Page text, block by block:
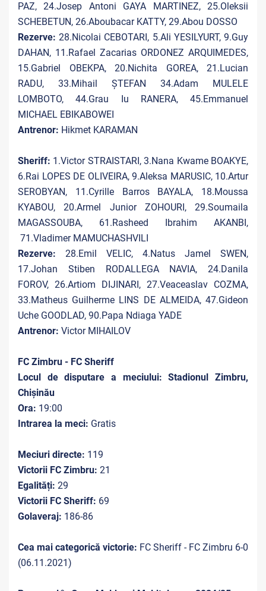
PAZ, 24.Josep Antoni GAYA MARTINEZ, 25.Oleksii
SCHEBETUN, 26.Aboubacar KATTY, 29.Abou DOSSO
Rezerve:28.Nicolai CEBOTARI, 5.Ali YESILYURT, 9.Guy
DAHAN, 11.Rafael Zacarias ORDONEZ ARQUIMEDES,
15.Gabriel OBEKPA, 20.Nichita GOREA, 21.Lucian
RADU, 33.Mihail ȘTEFAN
34.Adam MULELE
LOMBOTO, 44.Grau Iu RANERA, 45.Emmanuel
MICHAEL EBIKABOWEI
Antrenor: Hikmet KARAMAN
Sheriff: 1.Victor STRAISTARI, 3.Nana Kwame BOAKYE,
6.Rai LOPES DE OLIVEIRA, 9.Aleksa MARUSIC, 10.Artur
SEROBYAN, 11.Cyrille Barros BAYALA, 18.Moussa
KYABOU, 20.Armel Junior ZOHOURI, 29.Soumaila
MAGASSOUBA, 61.Rasheed Ibrahim AKANBI,
71.Vladimer MAMUCHASHVILI
Rezerve: 28.Emil VELIC, 4.Natus Jamel SWEN,
17.Johan Stiben RODALLEGA NAVIA, 24.Danila
FOROV, 26.Artiom DIJINARI, 27.Veaceaslav COZMA,
33.Matheus Guilherme LINS DE ALMEIDA, 47.Gideon
Uche GOODLAD, 90.Papa Ndiaga YADE
Antrenor: Victor MIHAILOV
FC Zimbru - FC Sheriff
Locul de disputare a meciului: Stadionul Zimbru,
Chișinău
Ora: 19:00
Intrarea la meci: Gratis
Meciuri directe: 119
Victorii FC Zimbru: 21
Egalități: 29
Victorii FC Sheriff: 69
Golaveraj: 186-86
Cea mai categorică victorie: FC Sheriff - FC Zimbru 6-0
(06.11.2021)